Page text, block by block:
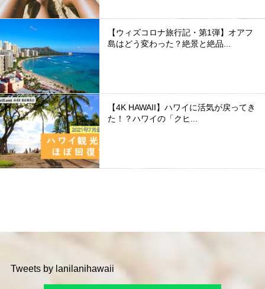
【ウィズコロナ旅行記・第1弾】オアフ
島はどう変わった？絶景と絶品...
【4K HAWAII】ハワイに活気が戻ってき
た！？ハワイの「クヒ...
Tweets by lanilanihawaii